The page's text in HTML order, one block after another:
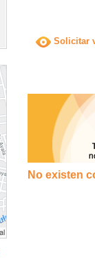
Solicitar
No existen